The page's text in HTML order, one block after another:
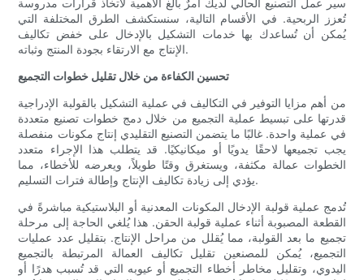
سير عمل التصنيع الحالي لديك أمرٌ بالغ الأهمية لاتخاذ قرارات مدروسة
تُعزز الربحية. في الأقسام التالية، سنستكشف الطرق المختلفة التي
يُمكن أن تُساعدك بها خدمات التشكيل بالإدخال على خفض تكاليف
الإنتاج مع الارتقاء بجودة المنتج وثباته.
تحسين الكفاءة من خلال تقليل خطوات التجميع
من أهم مزايا التوفير في التكاليف في عملية التشكيل بالقولبة الإدراجية
قدرتها على تبسيط عملية التجميع من خلال دمج خطوات تصنيع متعددة
في عملية واحدة. غالبًا ما يتضمن التصنيع التقليدي إنتاج مكونات منفصلة
يجب تجميعها لاحقًا يدويًا أو ميكانيكيًا. قد يتطلب هذا الإجراء متعدد
الخطوات عمالة مكثفة، ويستغرق وقتًا طويلاً، ويعرضه للأخطاء، مما
يؤدي إلى زيادة تكاليف الإنتاج وإطالة فترات التسليم.
تُدمج عملية قولبة الإدخال المكونات المعدنية أو البلاستيكية مباشرةً في
القطعة المصبوبة أثناء عملية قولبة الحقن. هذا يُلغي الحاجة إلى مرحلة
تجميع ما بعد القولبة، مما يُقلل من مراحل الإنتاج. بتقليل عدد عمليات
التجميع، يُمكن للمصنعين تقليل تكاليف العمالة المرتبطة بالتجميع
اليدوي، وتقليل مخاطر أخطاء التجميع أو عيوبه التي قد تُسبب هدرًا أو